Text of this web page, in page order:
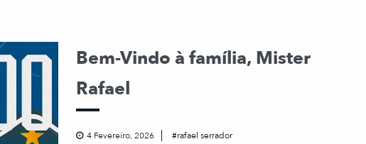
Bem-Vindo à família, Mister
Rafael
4 Fevereiro, 2026 rafael serrador